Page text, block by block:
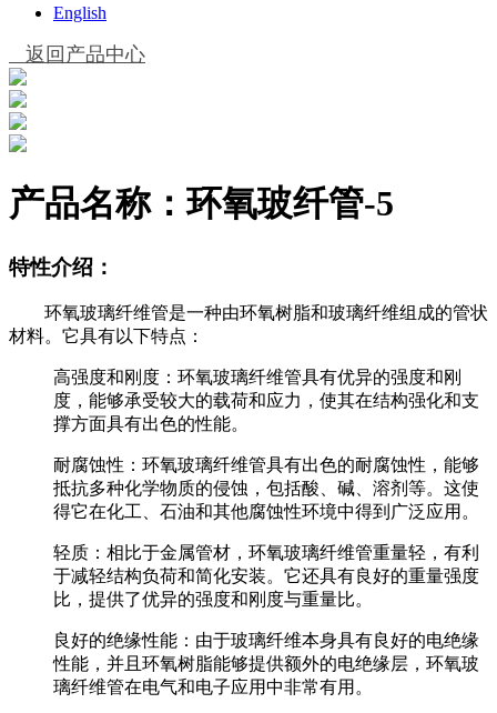
English
返回产品中心
产品名称：环氧玻纤管-5
特性介绍：
环氧玻璃纤维管是一种由环氧树脂和玻璃纤维组成的管状
材料。它具有以下特点：
高强度和刚度：环氧玻璃纤维管具有优异的强度和刚
度，能够承受较大的载荷和应力，使其在结构强化和支
撑方面具有出色的性能。
耐腐蚀性：环氧玻璃纤维管具有出色的耐腐蚀性，能够
抵抗多种化学物质的侵蚀，包括酸、碱、溶剂等。这使
得它在化工、石油和其他腐蚀性环境中得到广泛应用。
轻质：相比于金属管材，环氧玻璃纤维管重量轻，有利
于减轻结构负荷和简化安装。它还具有良好的重量强度
比，提供了优异的强度和刚度与重量比。
良好的绝缘性能：由于玻璃纤维本身具有良好的电绝缘
性能，并且环氧树脂能够提供额外的电绝缘层，环氧玻
璃纤维管在电气和电子应用中非常有用。